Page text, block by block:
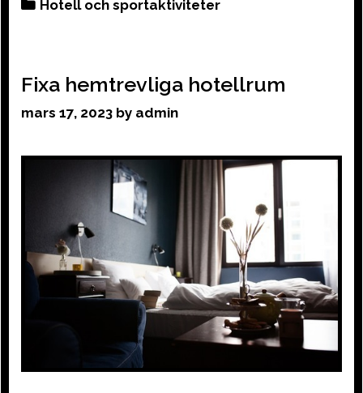
Categories
Hotell och sportaktiviteter
Fixa hemtrevliga hotellrum
mars 17, 2023 by admin